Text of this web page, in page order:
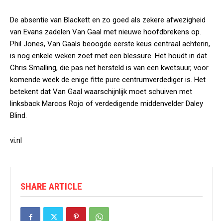
De absentie van Blackett en zo goed als zekere afwezigheid
van Evans zadelen Van Gaal met nieuwe hoofdbrekens op.
Phil Jones, Van Gaals beoogde eerste keus centraal achterin,
is nog enkele weken zoet met een blessure. Het houdt in dat
Chris Smalling, die pas net hersteld is van een kwetsuur, voor
komende week de enige fitte pure centrumverdediger is. Het
betekent dat Van Gaal waarschijnlijk moet schuiven met
linksback Marcos Rojo of verdedigende middenvelder Daley
Blind.
vi.nl
SHARE ARTICLE